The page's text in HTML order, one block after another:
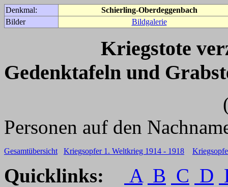
Denkmal:
Schierling-Oberdeggenbach
Bilder
Bildgalerie
Kriegstote
Gedenktafeln und
(Für weitere
Personen auf den
Gesamtübersicht Kriegsopfer 1. Weltkrieg 1914 - 1918
Quicklinks: A B C D